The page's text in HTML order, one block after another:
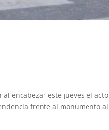
encabezar este jueves el
frente al monumento